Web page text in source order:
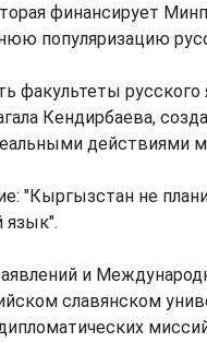
финансирует
популяризацию
факультеты русского
Кендирбаева,
действиями
"Кыргызстан не
и
славянском